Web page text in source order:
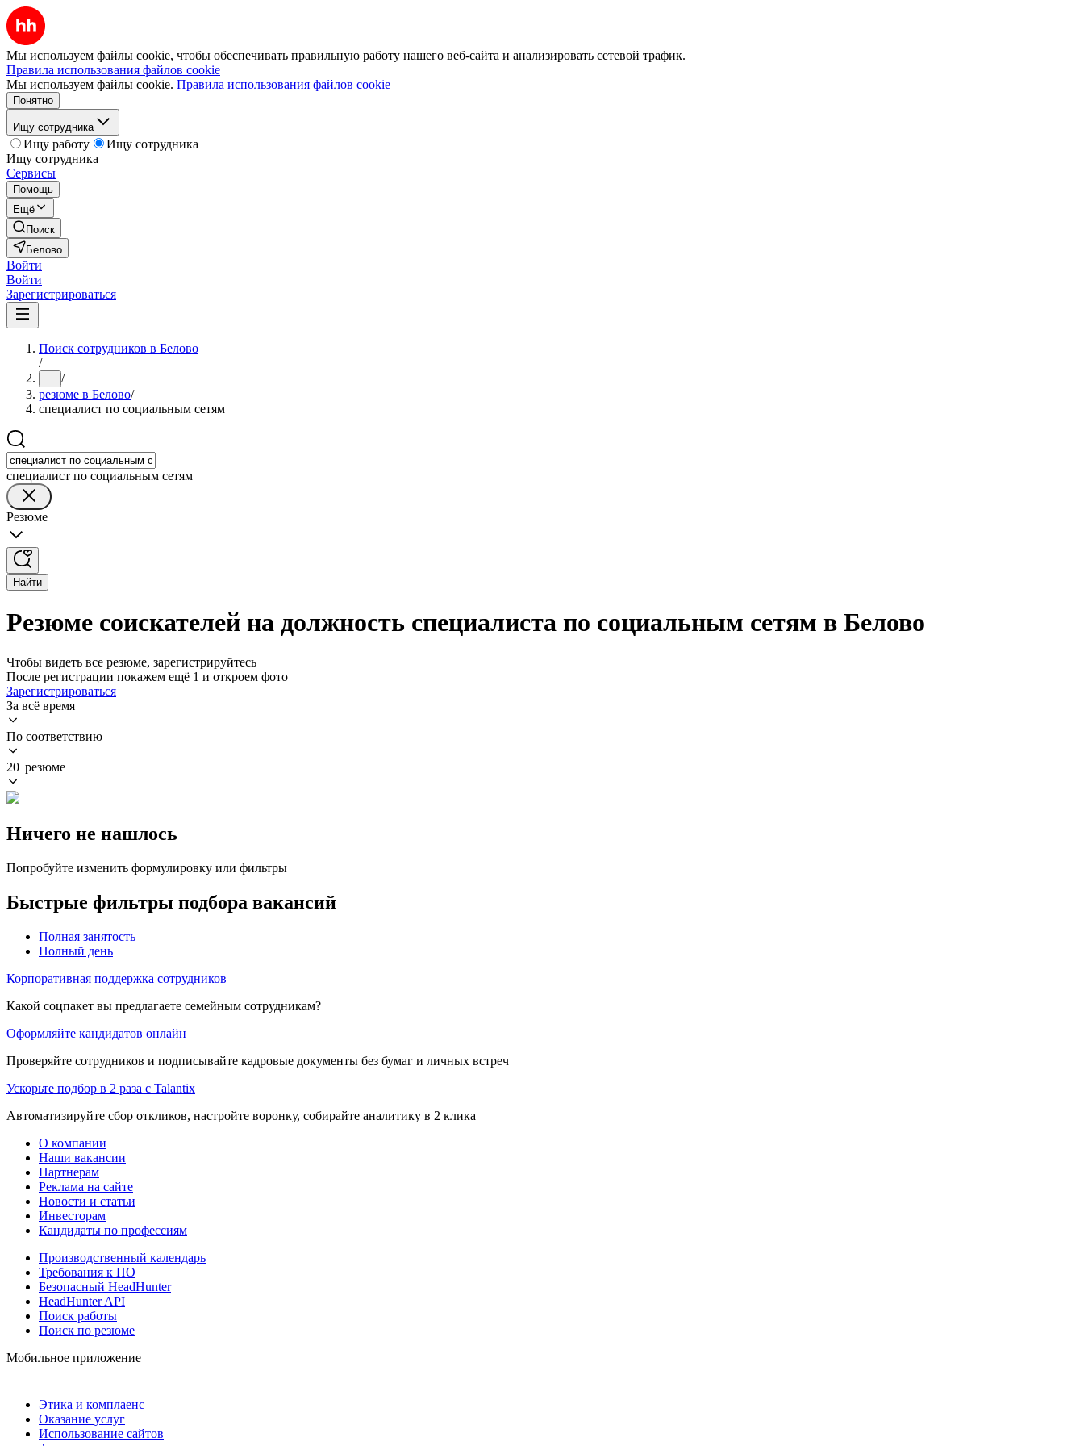
Мы используем файлы cookie, чтобы обеспечивать правильную работу нашего веб-сайта и анализировать сетевой трафик.
Правила использования файлов cookie
Мы используем файлы cookie. Правила использования файлов cookie
Понятно
Ищу сотрудника
Ищу работу
Ищу сотрудника
Ищу сотрудника
Сервисы
Помощь
Ещё
Поиск
Белово
Войти
Войти
Зарегистрироваться
Поиск сотрудников в Белово
/
... /
резюме в Белово/
специалист по социальным сетям
специалист по социальным сетям
Резюме
Найти
Резюме соискателей на должность специалиста по социальным сетям в Белово
Чтобы видеть все резюме, зарегистрируйтесь
После регистрации покажем ещё 1 и откроем фото
Зарегистрироваться
За всё время
По соответствию
20 резюме
Ничего не нашлось
Попробуйте изменить формулировку или фильтры
Быстрые фильтры подбора вакансий
Полная занятость
Полный день
Корпоративная поддержка сотрудников
Какой соцпакет вы предлагаете семейным сотрудникам?
Оформляйте кандидатов онлайн
Проверяйте сотрудников и подписывайте кадровые документы без бумаг и личных встреч
Ускорьте подбор в 2 раза с Talantix
Автоматизируйте сбор откликов, настройте воронку, собирайте аналитику в 2 клика
О компании
Наши вакансии
Партнерам
Реклама на сайте
Новости и статьи
Инвесторам
Кандидаты по профессиям
Производственный календарь
Требования к ПО
Безопасный HeadHunter
HeadHunter API
Поиск работы
Поиск по резюме
Мобильное приложение
Этика и комплаенс
Оказание услуг
Использование сайтов